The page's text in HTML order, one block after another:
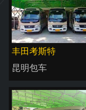
丰田考斯特
昆明包车